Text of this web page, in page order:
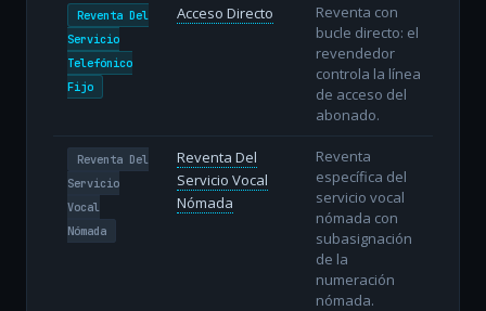
Reventa Del
Servicio
Telefónico
Fijo
Acceso Directo
Reventa con
bucle directo: el
revendedor
controla la línea
de acceso del
abonado.
Reventa Del
Servicio
Vocal
Nómada
Reventa Del
Servicio Vocal
Nómada
Reventa
específica del
servicio vocal
nómada con
subasignación
de la
numeración
nómada.